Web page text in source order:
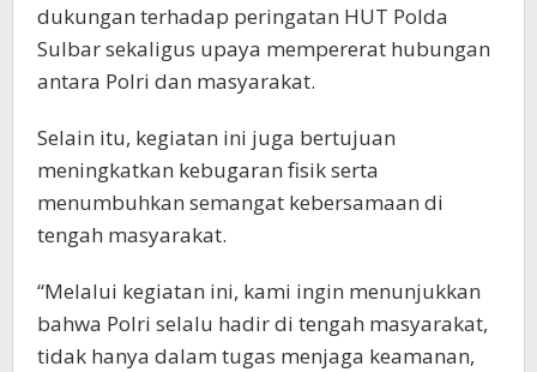
dukungan terhadap peringatan HUT Polda
Sulbar sekaligus upaya mempererat hubungan
antara Polri dan masyarakat.
Selain itu, kegiatan ini juga bertujuan
meningkatkan kebugaran fisik serta
menumbuhkan semangat kebersamaan di
tengah masyarakat.
“Melalui kegiatan ini, kami ingin menunjukkan
bahwa Polri selalu hadir di tengah masyarakat,
tidak hanya dalam tugas menjaga keamanan,